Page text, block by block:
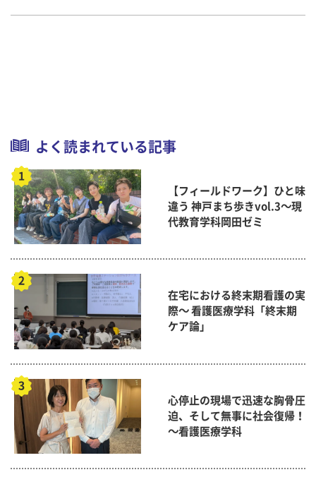
よく読まれている記事
【フィールドワーク】ひと味
違う 神戸まち歩きvol.3～現
代教育学科岡田ゼミ
在宅における終末期看護の実
際～ 看護医療学科「終末期
ケア論」
心停止の現場で迅速な胸骨圧
迫、そして無事に社会復帰！
～看護医療学科